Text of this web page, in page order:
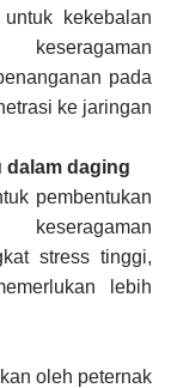
kekebalan
pada
ke jaringan
dalam daging
pembentukan
stress tinggi,
lebih
oleh peternak